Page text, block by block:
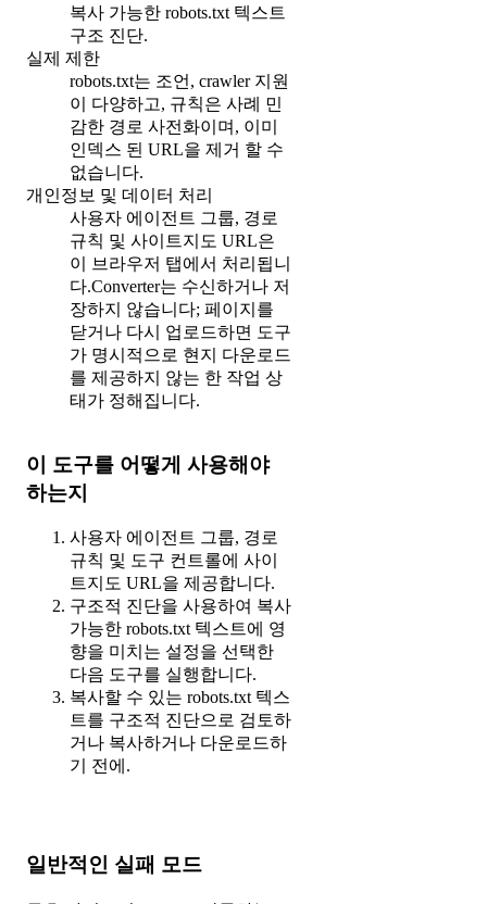
복사 가능한 robots.txt 텍스트
구조 진단.
실제 제한
robots.txt는 조언, crawler 지원
이 다양하고, 규칙은 사례 민
감한 경로 사전화이며, 이미
인덱스 된 URL을 제거 할 수
없습니다.
개인정보 및 데이터 처리
사용자 에이전트 그룹, 경로
규칙 및 사이트지도 URL은
이 브라우저 탭에서 처리됩니
다.Converter는 수신하거나 저
장하지 않습니다; 페이지를
닫거나 다시 업로드하면 도구
가 명시적으로 현지 다운로드
를 제공하지 않는 한 작업 상
태가 정해집니다.
이 도구를 어떻게 사용해야
하는지
사용자 에이전트 그룹, 경로
규칙 및 도구 컨트롤에 사이
트지도 URL을 제공합니다.
구조적 진단을 사용하여 복사
가능한 robots.txt 텍스트에 영
향을 미치는 설정을 선택한
다음 도구를 실행합니다.
복사할 수 있는 robots.txt 텍스
트를 구조적 진단으로 검토하
거나 복사하거나 다운로드하
기 전에.
일반적인 실패 모드